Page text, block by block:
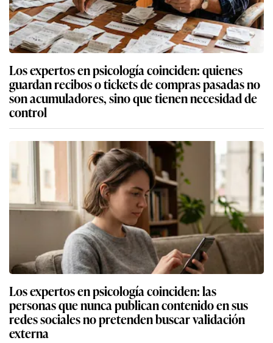
Los expertos en psicología coinciden: quienes
guardan recibos o tickets de compras pasadas no
son acumuladores, sino que tienen necesidad de
control
Los expertos en psicología coinciden: las
personas que nunca publican contenido en sus
redes sociales no pretenden buscar validación
externa